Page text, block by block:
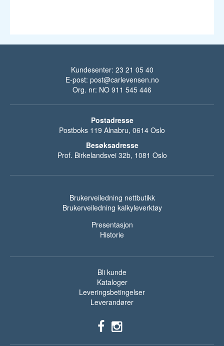
Kundesenter: 23 21 05 40
E-post: post@carlevensen.no
Org. nr: NO 911 545 446
Postadresse
Postboks 119 Alnabru, 0614 Oslo
Besøksadresse
Prof. Birkelandsvei 32b, 1081 Oslo
Brukerveiledning nettbutikk
Brukerveiledning kalkyleverktøy
Presentasjon
Historie
Bli kunde
Kataloger
Leveringsbetingelser
Leverandører